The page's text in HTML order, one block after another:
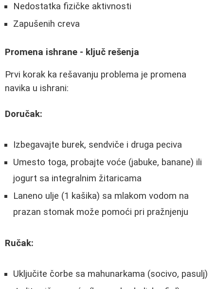
Nedostatka fizičke aktivnosti
Zapušenih creva
Promena ishrane - ključ rešenja
Prvi korak ka rešavanju problema je promena
navika u ishrani:
Doručak:
Izbegavajte burek, sendviče i druga peciva
Umesto toga, probajte voće (jabuke, banane) ili
jogurt sa integralnim žitaricama
Laneno ulje (1 kašika) sa mlakom vodom na
prazan stomak može pomoći pri pražnjenju
Ručak:
Uključite čorbe sa mahunarkama (socivo, pasulj)